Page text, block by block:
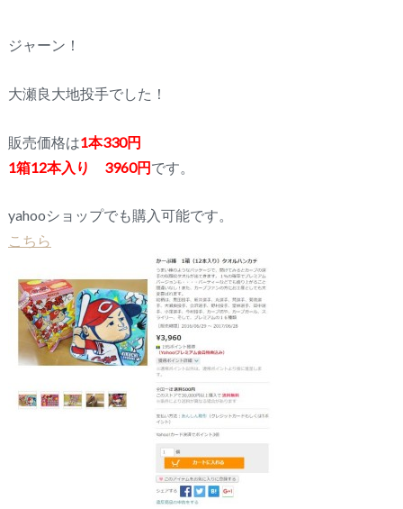
ジャーン！
大瀬良大地投手でした！
販売価格は1本330円
1箱12本入り 3960円です。
yahooショップでも購入可能です。
こちら